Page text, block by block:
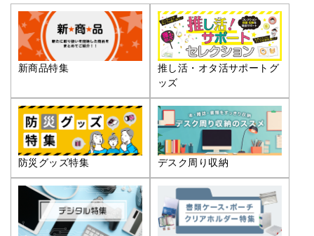
新商品特集
推し活・オタ活サポートグ
ッズ
防災グッズ特集 デスク周り収納